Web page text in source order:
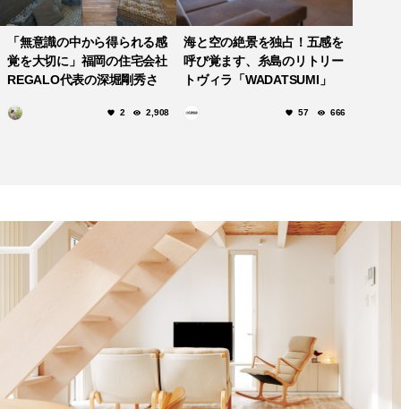
「無意識の中から得られる感
覚を大切に」福岡の住宅会社
REGALO代表の深堀剛秀さ
2 2,908
海と空の絶景を独占！五感を
呼び覚ます、糸島のリトリー
トヴィラ「WADATSUMI」
57 666